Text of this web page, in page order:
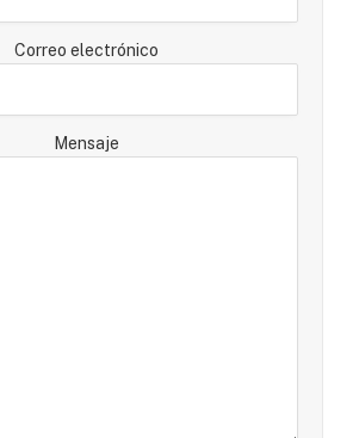
Correo electrónico
Mensaje